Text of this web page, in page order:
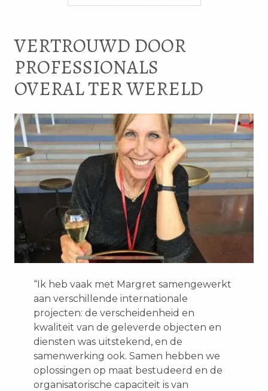
VERTROUWD DOOR
PROFESSIONALS
OVERAL TER WERELD
“Ik heb vaak met Margret samengewerkt
aan verschillende internationale
projecten: de verscheidenheid en
kwaliteit van de geleverde objecten en
diensten was uitstekend, en de
samenwerking ook. Samen hebben we
oplossingen op maat bestudeerd en de
organisatorische capaciteit is van